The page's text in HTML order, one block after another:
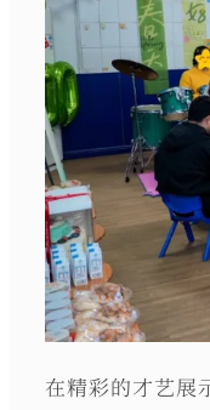
在精彩的才艺